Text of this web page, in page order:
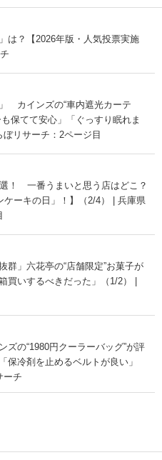
は？【2026年版・人気投票実施
カインズの“車内遮光カーテ
保てて安心」「ぐっすり眠れま
リサーチ：2ページ目
！ 一番うまいと思う店はどこ？
ケーキの日」！】（2/4） | 兵庫県
群」六花亭の“店舗限定”お菓子が
いするべきだった」（1/2） |
ズの“1980円クーラーバッグ”が評
冷剤を止めるベルトが良い」
ーチ